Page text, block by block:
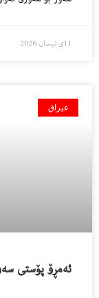
11ی نیسان 2026
عیراق
ئەمڕۆ پۆستی